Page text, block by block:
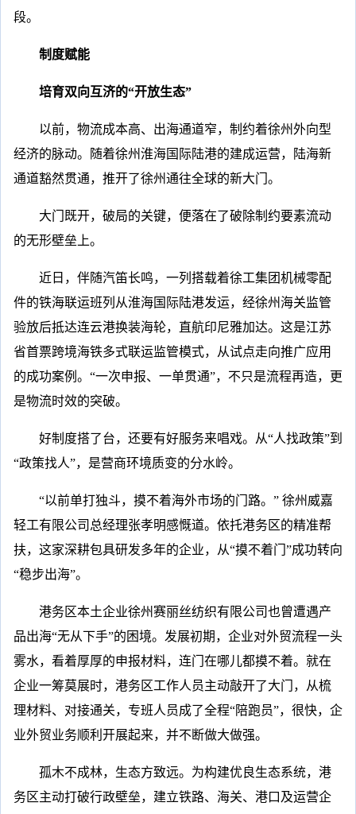
段。
制度赋能
培育双向互济的“开放生态”
以前，物流成本高、出海通道窄，制约着徐州外向型
经济的脉动。随着徐州淮海国际陆港的建成运营，陆海新
通道豁然贯通，推开了徐州通往全球的新大门。
大门既开，破局的关键，便落在了破除制约要素流动
的无形壁垒上。
近日，伴随汽笛长鸣，一列搭载着徐工集团机械零配
件的铁海联运班列从淮海国际陆港发运，经徐州海关监管
验放后抵达连云港换装海轮，直航印尼雅加达。这是江苏
省首票跨境海铁多式联运监管模式，从试点走向推广应用
的成功案例。“一次申报、一单贯通”，不只是流程再造，更
是物流时效的突破。
好制度搭了台，还要有好服务来唱戏。从“人找政策”到
“政策找人”，是营商环境质变的分水岭。
“以前单打独斗，摸不着海外市场的门路。” 徐州威嘉
轻工有限公司总经理张孝明感慨道。依托港务区的精准帮
扶，这家深耕包具研发多年的企业，从“摸不着门”成功转向
“稳步出海”。
港务区本土企业徐州赛丽丝纺织有限公司也曾遭遇产
品出海“无从下手”的困境。发展初期，企业对外贸流程一头
雾水，看着厚厚的申报材料，连门在哪儿都摸不着。就在
企业一筹莫展时，港务区工作人员主动敲开了大门，从梳
理材料、对接通关，专班人员成了全程“陪跑员”，很快，企
业外贸业务顺利开展起来，并不断做大做强。
孤木不成林，生态方致远。为构建优良生态系统，港
务区主动打破行政壁垒，建立铁路、海关、港口及运营企